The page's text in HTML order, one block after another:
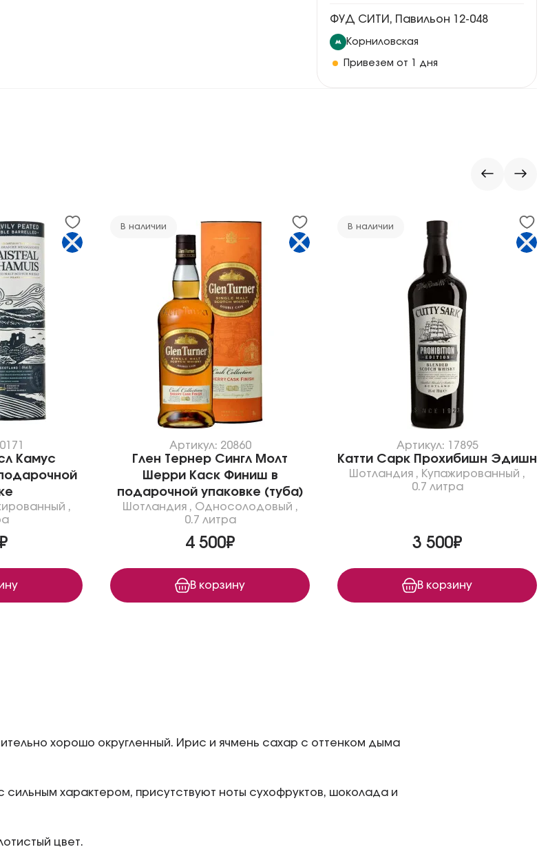
ФУД СИТИ, Павильон 12-048
Корниловская
Привезем от 1 дня
Камус
,
В наличии
Артикул: 20860
Глен Тернер Сингл Молт
Шерри Каск Финиш в
подарочной упаковке (туба)
Шотландия, Односолодовый ,
0.7 литра
4 500₽
В корзину
В наличии
Артикул: 17895
Катти Сарк Прохибишн Эдишн
Шотландия , Купажированный ,
0.7 литра
3 500₽
В корзину
хорошо округленный. Ирис и ячмень сахар с оттенком дыма
характером, присутствуют ноты сухофруктов, шоколада и
цвет.